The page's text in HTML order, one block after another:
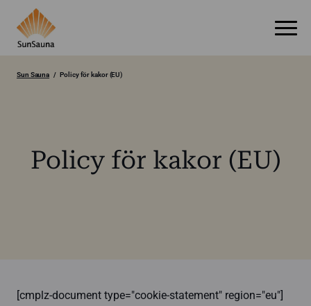
Policy för kakor (EU)
Sun Sauna Policy för kakor (EU)
[cmplz-document type="cookie-statement" region="eu"]